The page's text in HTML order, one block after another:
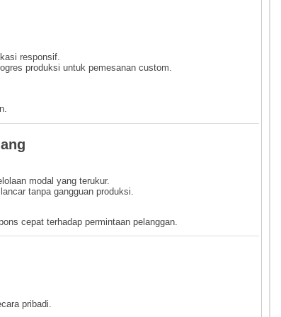
responsif.
produksi untuk pemesanan custom.
modal yang terukur.
tanpa gangguan produksi.
cepat terhadap permintaan pelanggan.
pribadi.